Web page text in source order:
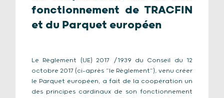
fonctionnement de TRACFIN
et du Parquet européen
Le Règlement (UE) 2017 /1939 du Conseil du 12
octobre 2017 (ci-après “le Règlement”), venu créer
le Parquet européen, a fait de la coopération un
des principes cardinaux de son fonctionnement